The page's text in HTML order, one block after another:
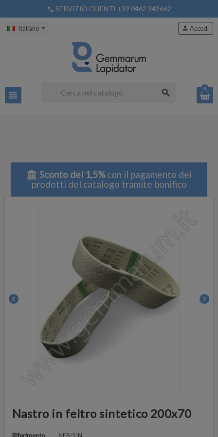
phone SERVIZIO CLIENTI +39 0462 342662
Italiano
view_headline search
person Accedi
0
Sconto del 1,5%con il pagamento dei
prodotti del catalogo tramite bonifico
chevron_left chevron_right
Nastro in feltro sintetico 200x70